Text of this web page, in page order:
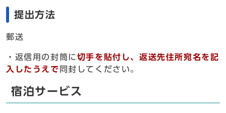
提出方法
郵送
・返信用の封筒に 切手を貼付し、返送先住所宛名を記
入したうえで 同封してください。
宿泊サービス